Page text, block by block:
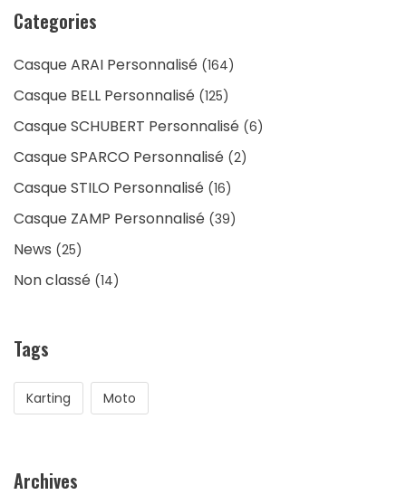
Categories
Casque ARAI Personnalisé (164)
Casque BELL Personnalisé (125)
Casque SCHUBERT Personnalisé (6)
Casque SPARCO Personnalisé (2)
Casque STILO Personnalisé (16)
Casque ZAMP Personnalisé (39)
News (25)
Non classé (14)
Tags
Karting Moto
Archives